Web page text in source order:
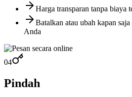
Harga transparan tanpa biaya
Batalkan atau ubah kapan
Anda
04
Pindah